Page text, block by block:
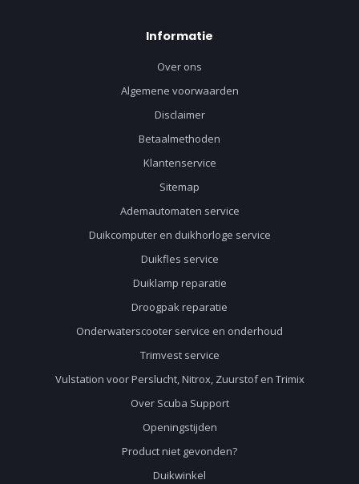
Informatie
Over ons
Algemene voorwaarden
Disclaimer
Betaalmethoden
Klantenservice
Sitemap
Ademautomaten service
Duikcomputer en duikhorloge service
Duikfles service
Duiklamp reparatie
Droogpak reparatie
Onderwaterscooter service en onderhoud
Trimvest service
Vulstation voor Perslucht, Nitrox, Zuurstof en Trimix
Over Scuba Support
Openingstijden
Product niet gevonden?
Duikwinkel